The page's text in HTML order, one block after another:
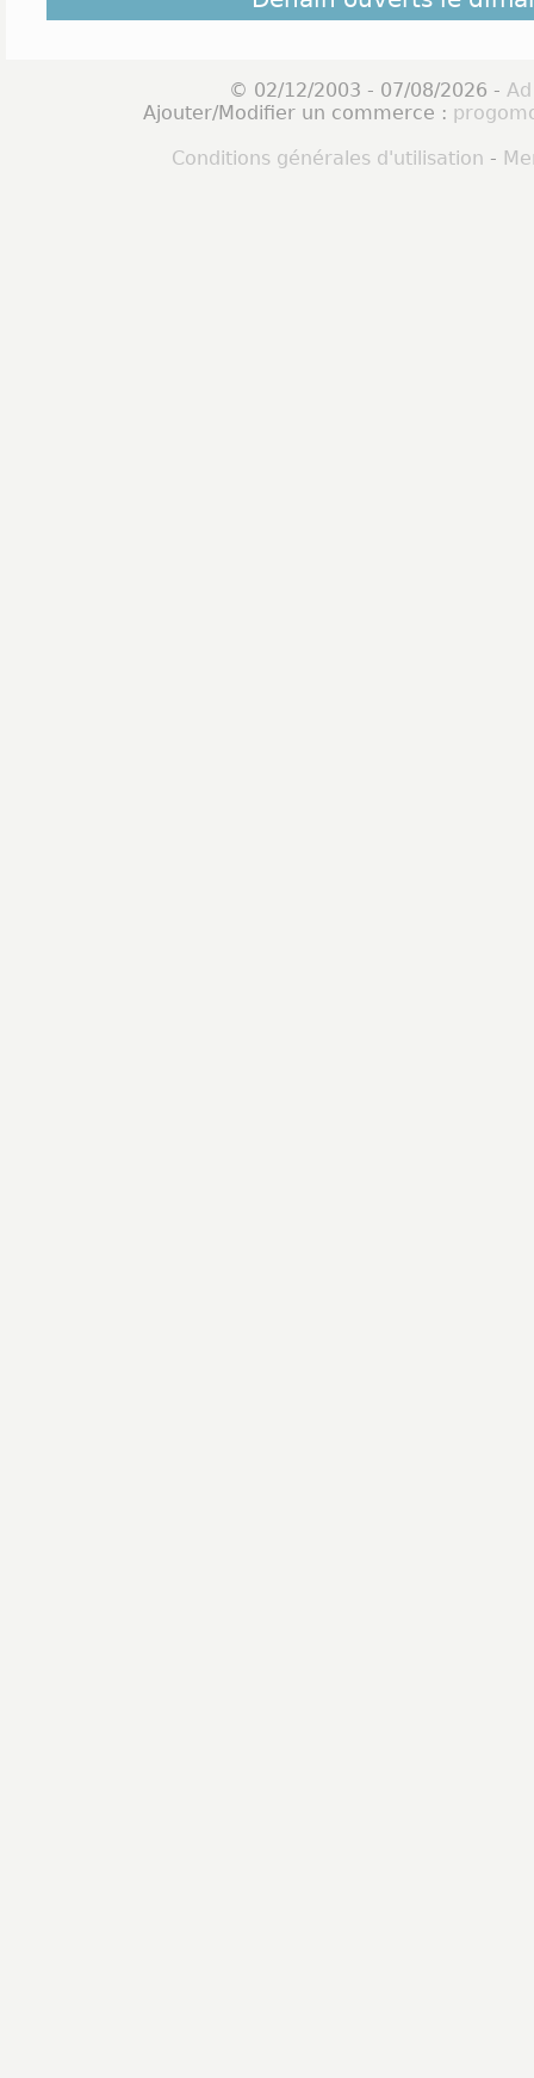
© 02/12/2003 - 07/08/2026 -
Ajouter/Modifier un commerce :
Conditions générales d'utilisation -